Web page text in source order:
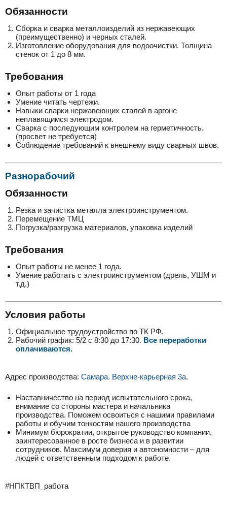
Обязанности
Сборка и сварка металлоизделий из нержавеющих
(преимущественно) и черных сталей.
Изготовление оборудования для водоочистки. Толщина
стенок от 1 до 8 мм.
Требования
Опыт работы от 1 года
Умение читать чертежи.
Навыки сварки нержавеющих сталей в аргоне
неплавящимся электродом.
Сварка с последующим контролем на герметичность.
(просвет не требуется)
Соблюдение требований к внешнему виду сварных швов.
Разнорабочий
Обязанности
Резка и зачистка металла электроинструментом.
Перемещение ТМЦ
Погрузка/разгрузка материалов, упаковка изделий
Требования
Опыт работы не менее 1 года.
Умение работать с электроинструментом (дрель, УШМ и
т.д.)
Условия работы
Официальное трудоустройство по ТК РФ.
Рабочий график: 5/2 с 8:30 до 17:30. Все переработки
оплачиваются.
Адрес производства: Самара. Верхне-карьерная 3а.
Наставничество на период испытательного срока,
внимание со стороны мастера и начальника
производства. Поможем освоиться с нашими правилами
работы и обучим тонкостям нашего производства
Минимум бюрократии, открытое руководство компании,
заинтересованное в росте бизнеса и в развитии
сотрудников. Максимум доверия и автономности – для
людей с ответственным подходом к работе.
#НПКТВП_работа